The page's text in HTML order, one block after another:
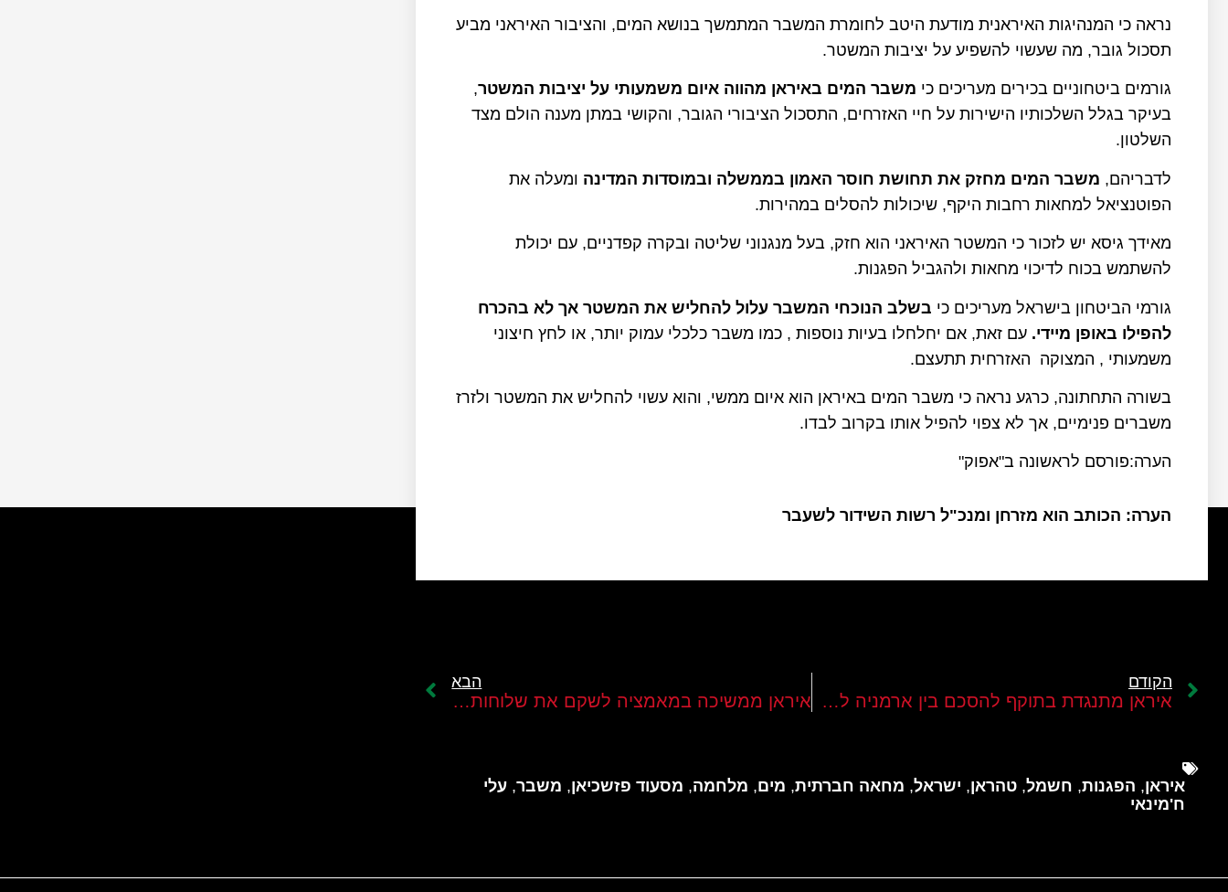
נראה כי המנהיגות האיראנית מודעת היטב לחומרת המשבר המתמשך בנושא המים, והציבור האיראני מביע
תסכול גובר, מה שעשוי להשפיע על יציבות המשטר.
גורמים ביטחוניים בכירים מעריכים כי משבר המים באיראן מהווה איום משמעותי על יציבות המשטר,
בעיקר בגלל השלכותיו הישירות על חיי האזרחים, התסכול הציבורי הגובר, והקושי במתן מענה הולם מצד
השלטון.
לדבריהם, משבר המים מחזק את תחושת חוסר האמון בממשלה ובמוסדות המדינה ומעלה את
הפוטנציאל למחאות רחבות היקף, שיכולות להסלים במהירות.
מאידך גיסא יש לזכור כי המשטר האיראני הוא חזק, בעל מנגנוני שליטה ובקרה קפדניים, עם יכולת
להשתמש בכוח לדיכוי מחאות ולהגביל הפגנות.
גורמי הביטחון בישראל מעריכים כי בשלב הנוכחי המשבר עלול להחליש את המשטר אך לא בהכרח
להפילו באופן מיידי. עם זאת, אם יחלחלו בעיות נוספות , כמו משבר כלכלי עמוק יותר, או לחץ חיצוני
משמעותי , המצוקה האזרחית תתעצם.
בשורה התחתונה, כרגע נראה כי משבר המים באיראן הוא איום ממשי, והוא עשוי להחליש את המשטר ולזרז
משברים פנימיים, אך לא צפוי להפיל אותו בקרוב לבדו.
הערה:פורסם לראשונה ב"אפוק"
הערה: הכותב הוא מזרחן ומנכ"ל רשות השידור לשעבר
הקודם
איראן מתנגדת בתוקף להסכם בין ארמניה לאזרבייג'ן בטענה שהוא מאיים על ביטחונה
הבא
איראן ממשיכה במאמציה לשקם את שלוחותיה במזרח התיכון
איראן, הפגנות, חשמל, טהראן, ישראל, מחאה חברתית, מים, מלחמה, מסעוד פזשכיאן, משבר, עלי
ח'מינאי